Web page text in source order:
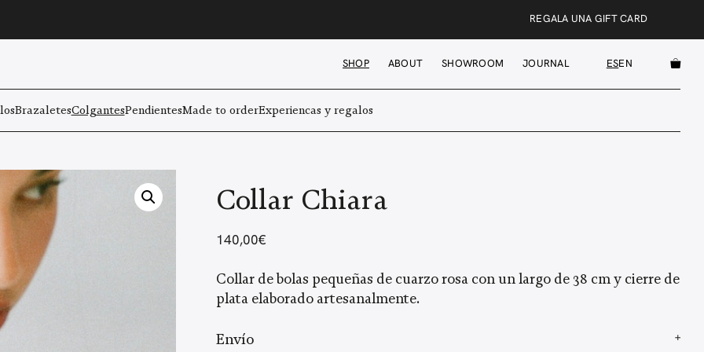
REGALA UNA GIFT CARD
SHOP ABOUT SHOWROOM JOURNAL ESEN
BrazaletesColgantesPendientesMade to orderExperiencas y regalos
Collar Chiara
140,00€
Collar de bolas pequeñas de cuarzo rosa con un largo de 38 cm y cierre de
plata elaborado artesanalmente.
Envío